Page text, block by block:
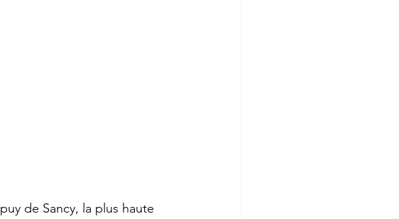
puy de Sancy, la plus haute